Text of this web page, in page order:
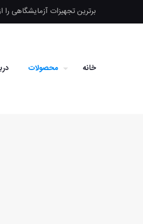
برترین تجهیزات آزمایشگاهی را
خانه محصولات